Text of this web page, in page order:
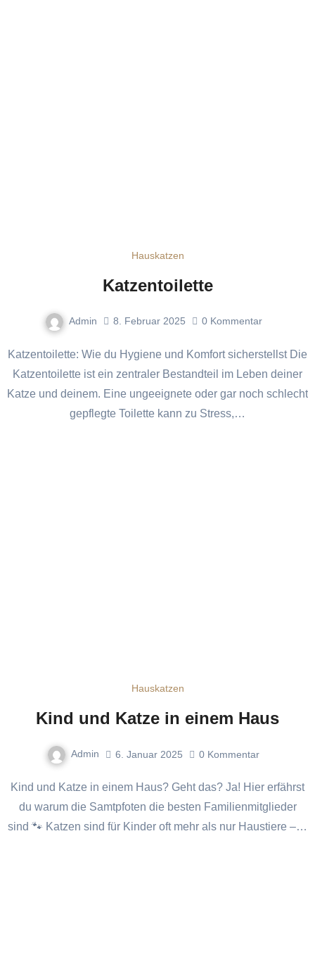
Hauskatzen
Katzentoilette
Admin 8. Februar 2025 0 Kommentar
Katzentoilette: Wie du Hygiene und Komfort sicherstellst Die
Katzentoilette ist ein zentraler Bestandteil im Leben deiner
Katze und deinem. Eine ungeeignete oder gar noch schlecht
gepflegte Toilette kann zu Stress,…
Hauskatzen
Kind und Katze in einem Haus
Admin 6. Januar 2025 0 Kommentar
Kind und Katze in einem Haus? Geht das? Ja! Hier erfährst
du warum die Samtpfoten die besten Familienmitglieder
sind 🐾 Katzen sind für Kinder oft mehr als nur Haustiere –…